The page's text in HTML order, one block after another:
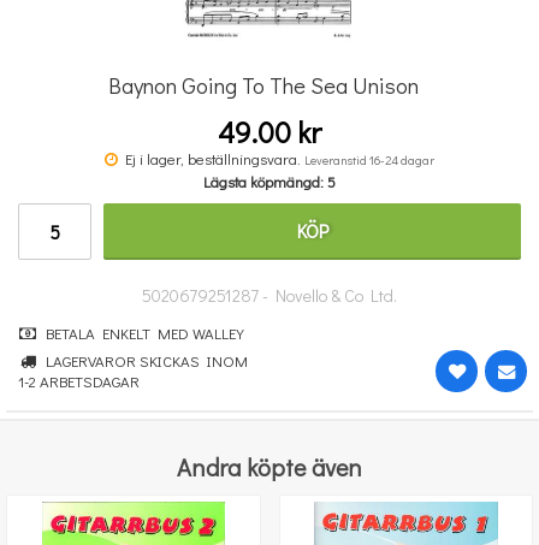
Franz Schubert: Three Piano Pieces - Impromptus - D946 Post. (Henle
Urtext)
KÖP
Baynon Going To The Sea Unison
49.00 kr
Ej i lager, beställningsvara. Leveranstid 16-24 dagar
Lägsta köpmängd: 5
KÖP
5020679251287 - Novello & Co Ltd.
BETALA ENKELT MED WALLEY
LAGERVAROR SKICKAS INOM
1-2 ARBETSDAGAR
Andra köpte även